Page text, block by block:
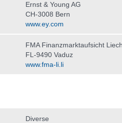
Ernst & Young AG
CH-3008 Bern
www.ey.com
FMA Finanzmarktaufsicht
FL-9490 Vaduz
www.fma-li.li
Diverse